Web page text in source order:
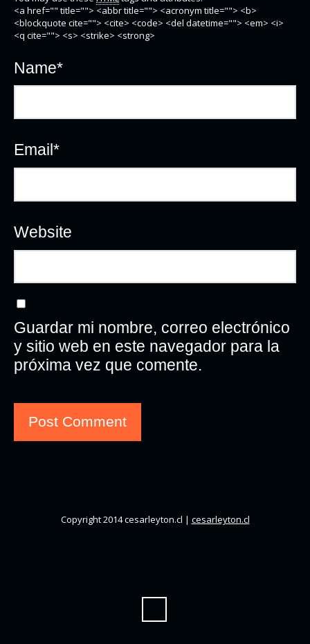
<a href="" title=""> <abbr title=""> <acronym title=""> <b>
<blockquote cite=""> <cite> <code> <del datetime=""> <em> <i>
<q cite=""> <s> <strike> <strong>
Name*
Email *
Website
Guardar mi nombre, correo electrónico
y sitio web en este navegador para la
próxima vez que comente.
Copyright 2014 cesarleyton.cl | cesarleyton.cl